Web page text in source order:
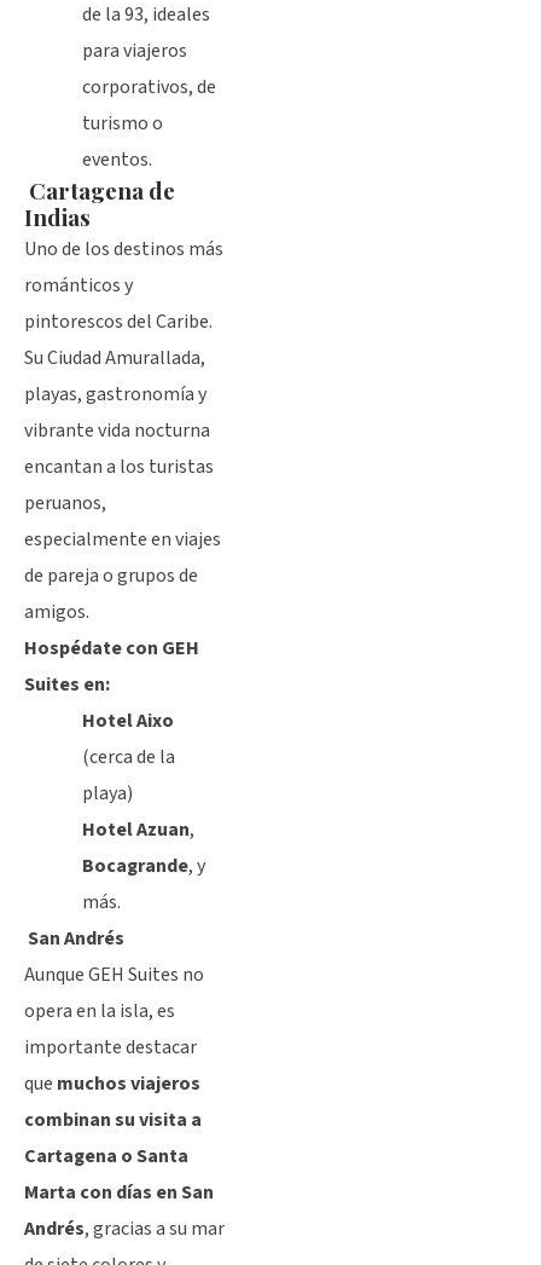
de la 93, ideales
para viajeros
corporativos, de
turismo o
eventos.
Cartagena de
Indias
Uno de los destinos más
románticos y
pintorescos del Caribe.
Su Ciudad Amurallada,
playas, gastronomía y
vibrante vida nocturna
encantan a los turistas
peruanos,
especialmente en viajes
de pareja o grupos de
amigos.
Hospédate con GEH
Suites en:
Hotel Aixo
(cerca de la
playa)
Hotel Azuan,
Bocagrande, y
más.
San Andrés
Aunque GEH Suites no
opera en la isla, es
importante destacar
que muchos viajeros
combinan su visita a
Cartagena o Santa
Marta con días en San
Andrés, gracias a su mar